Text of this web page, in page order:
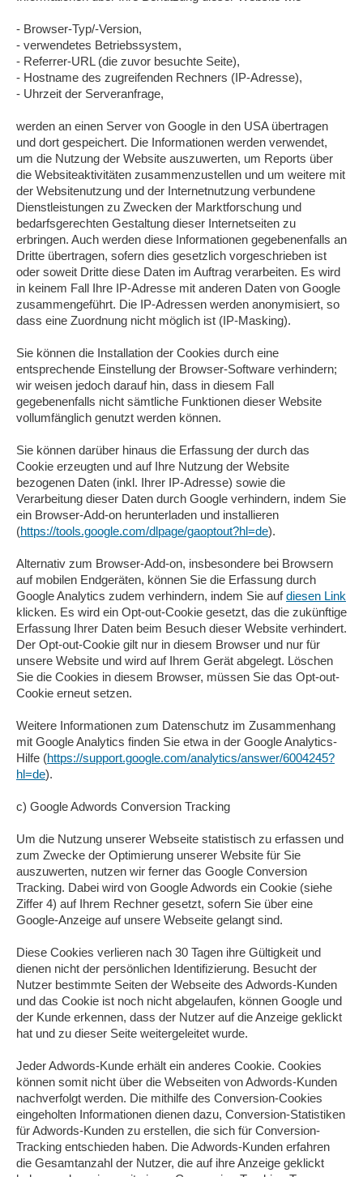
- Browser-Typ/-Version,
- verwendetes Betriebssystem,
- Referrer-URL (die zuvor besuchte Seite),
- Hostname des zugreifenden Rechners (IP-Adresse),
- Uhrzeit der Serveranfrage,
werden an einen Server von Google in den USA übertragen
und dort gespeichert. Die Informationen werden verwendet,
um die Nutzung der Website auszuwerten, um Reports über
die Websiteaktivitäten zusammenzustellen und um weitere mit
der Websitenutzung und der Internetnutzung verbundene
Dienstleistungen zu Zwecken der Marktforschung und
bedarfsgerechten Gestaltung dieser Internetseiten zu
erbringen. Auch werden diese Informationen gegebenenfalls an
Dritte übertragen, sofern dies gesetzlich vorgeschrieben ist
oder soweit Dritte diese Daten im Auftrag verarbeiten. Es wird
in keinem Fall Ihre IP-Adresse mit anderen Daten von Google
zusammengeführt. Die IP-Adressen werden anonymisiert, so
dass eine Zuordnung nicht möglich ist (IP-Masking).
Sie können die Installation der Cookies durch eine
entsprechende Einstellung der Browser-Software verhindern;
wir weisen jedoch darauf hin, dass in diesem Fall
gegebenenfalls nicht sämtliche Funktionen dieser Website
vollumfänglich genutzt werden können.
Sie können darüber hinaus die Erfassung der durch das
Cookie erzeugten und auf Ihre Nutzung der Website
bezogenen Daten (inkl. Ihrer IP-Adresse) sowie die
Verarbeitung dieser Daten durch Google verhindern, indem Sie
ein Browser-Add-on herunterladen und installieren
(https://tools.google.com/dlpage/gaoptout?hl=de).
Alternativ zum Browser-Add-on, insbesondere bei Browsern
auf mobilen Endgeräten, können Sie die Erfassung durch
Google Analytics zudem verhindern, indem Sie aufdiesen Link
klicken. Es wird ein Opt-out-Cookie gesetzt, das die zukünftige
Erfassung Ihrer Daten beim Besuch dieser Website verhindert.
Der Opt-out-Cookie gilt nur in diesem Browser und nur für
unsere Website und wird auf Ihrem Gerät abgelegt. Löschen
Sie die Cookies in diesem Browser, müssen Sie das Opt-out-
Cookie erneut setzen.
Weitere Informationen zum Datenschutz im Zusammenhang
mit Google Analytics finden Sie etwa in der Google Analytics-
Hilfe (https://support.google.com/analytics/answer/6004245?
hl=de).
c) Google Adwords Conversion Tracking
Um die Nutzung unserer Webseite statistisch zu erfassen und
zum Zwecke der Optimierung unserer Website für Sie
auszuwerten, nutzen wir ferner das Google Conversion
Tracking. Dabei wird von Google Adwords ein Cookie (siehe
Ziffer 4) auf Ihrem Rechner gesetzt, sofern Sie über eine
Google-Anzeige auf unsere Webseite gelangt sind.
Diese Cookies verlieren nach 30 Tagen ihre Gültigkeit und
dienen nicht der persönlichen Identifizierung. Besucht der
Nutzer bestimmte Seiten der Webseite des Adwords-Kunden
und das Cookie ist noch nicht abgelaufen, können Google und
der Kunde erkennen, dass der Nutzer auf die Anzeige geklickt
hat und zu dieser Seite weitergeleitet wurde.
Jeder Adwords-Kunde erhält ein anderes Cookie. Cookies
können somit nicht über die Webseiten von Adwords-Kunden
nachverfolgt werden. Die mithilfe des Conversion-Cookies
eingeholten Informationen dienen dazu, Conversion-Statistiken
für Adwords-Kunden zu erstellen, die sich für Conversion-
Tracking entschieden haben. Die Adwords-Kunden erfahren
die Gesamtanzahl der Nutzer, die auf ihre Anzeige geklickt